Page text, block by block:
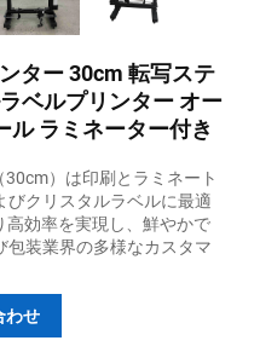
ター 30cm 転写ステ
ベルプリンター オー
ラミネーター付き
30cm）は印刷とラミネート
びクリスタルラベルに最適
効率を実現し、鮮やかで
包装業界の多様なカスタマ
わせ